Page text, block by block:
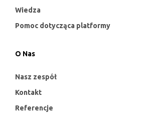
Wiedza
Pomoc dotycząca platformy
O Nas
Nasz zespół
Kontakt
Referencje